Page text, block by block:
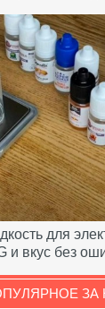
для
и вкус без
ЗА